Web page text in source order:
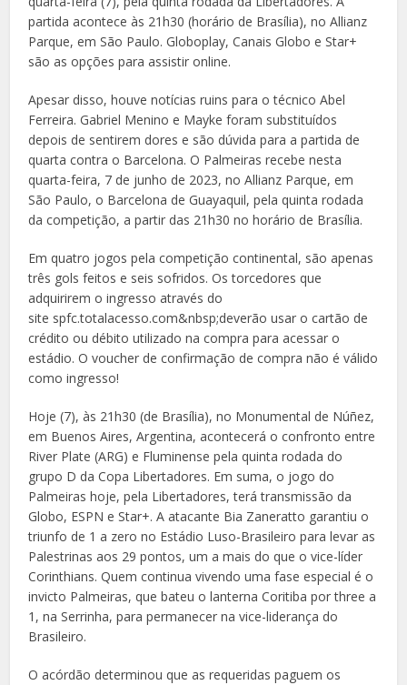
partida acontece às 21h30 (horário de Brasília), no Allianz
Parque, em São Paulo. Globoplay, Canais Globo e Star+
são as opções para assistir online.
Apesar disso, houve notícias ruins para o técnico Abel
Ferreira. Gabriel Menino e Mayke foram substituídos
depois de sentirem dores e são dúvida para a partida de
quarta contra o Barcelona. O Palmeiras recebe nesta
quarta-feira, 7 de junho de 2023, no Allianz Parque, em
São Paulo, o Barcelona de Guayaquil, pela quinta rodada
da competição, a partir das 21h30 no horário de Brasília.
Em quatro jogos pela competição continental, são apenas
três gols feitos e seis sofridos. Os torcedores que
adquirirem o ingresso através do
site spfc.totalacesso.com&nbsp;deverão usar o cartão de
crédito ou débito utilizado na compra para acessar o
estádio. O voucher de confirmação de compra não é válido
como ingresso!
Hoje (7), às 21h30 (de Brasília), no Monumental de Núñez,
em Buenos Aires, Argentina, acontecerá o confronto entre
River Plate (ARG) e Fluminense pela quinta rodada do
grupo D da Copa Libertadores. Em suma, o jogo do
Palmeiras hoje, pela Libertadores, terá transmissão da
Globo, ESPN e Star+. A atacante Bia Zaneratto garantiu o
triunfo de 1 a zero no Estádio Luso-Brasileiro para levar as
Palestrinas aos 29 pontos, um a mais do que o vice-líder
Corinthians. Quem continua vivendo uma fase especial é o
invicto Palmeiras, que bateu o lanterna Coritiba por three a
1, na Serrinha, para permanecer na vice-liderança do
Brasileiro.
O acórdão determinou que as requeridas paguem os